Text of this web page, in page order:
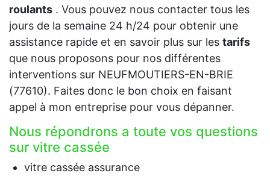
roulants . Vous pouvez nous contacter tous les
jours de la semaine 24 h/24 pour obtenir une
assistance rapide et en savoir plus sur les tarifs
que nous proposons pour nos différentes
interventions sur NEUFMOUTIERS-EN-BRIE
(77610). Faites donc le bon choix en faisant
appel à mon entreprise pour vous dépanner.
Nous répondrons a toute vos questions
sur vitre cassée
vitre cassée assurance